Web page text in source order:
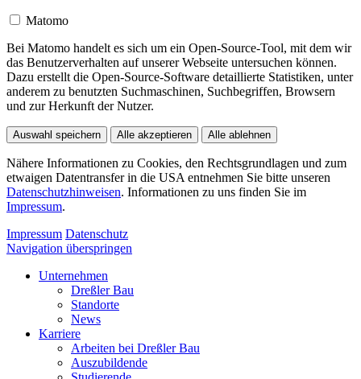
Matomo
Bei Matomo handelt es sich um ein Open-Source-Tool, mit dem wir
das Benutzerverhalten auf unserer Webseite untersuchen können.
Dazu erstellt die Open-Source-Software detaillierte Statistiken, unter
anderem zu benutzten Suchmaschinen, Suchbegriffen, Browsern
und zur Herkunft der Nutzer.
Auswahl speichern Alle akzeptieren Alle ablehnen
Nähere Informationen zu Cookies, den Rechtsgrundlagen und zum
etwaigen Datentransfer in die USA entnehmen Sie bitte unseren
Datenschutzhinweisen. Informationen zu uns finden Sie im
Impressum.
Impressum Datenschutz
Navigation überspringen
Unternehmen
Dreßler Bau
Standorte
News
Karriere
Arbeiten bei Dreßler Bau
Auszubildende